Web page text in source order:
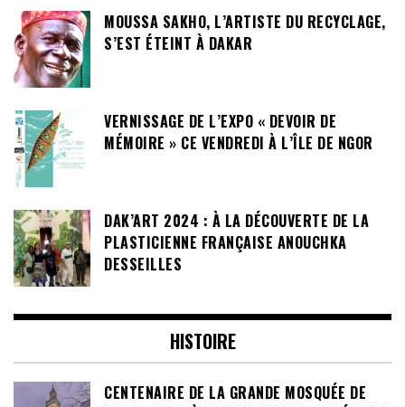
MOUSSA SAKHO, L’ARTISTE DU RECYCLAGE,
S’EST ÉTEINT À DAKAR
VERNISSAGE DE L’EXPO « DEVOIR DE
MÉMOIRE » CE VENDREDI À L’ÎLE DE NGOR
DAK’ART 2024 : À LA DÉCOUVERTE DE LA
PLASTICIENNE FRANÇAISE ANOUCHKA
DESSEILLES
HISTOIRE
CENTENAIRE DE LA GRANDE MOSQUÉE DE